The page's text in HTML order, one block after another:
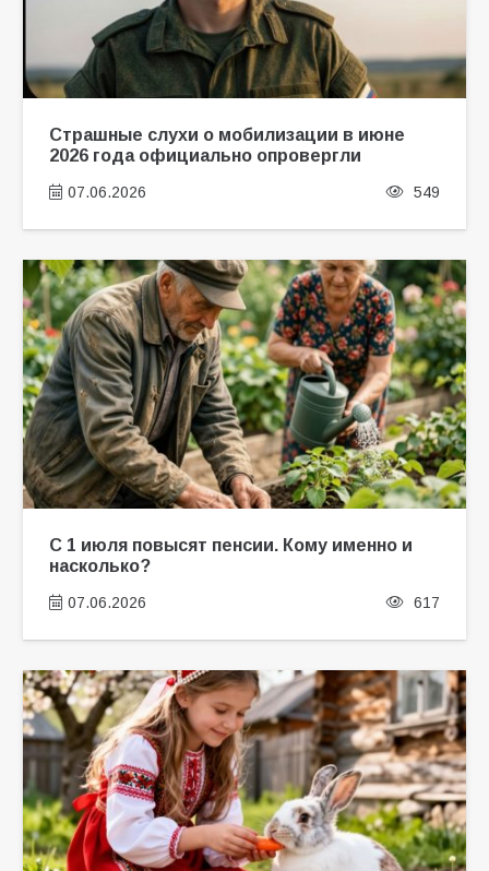
Страшные слухи о мобилизации в июне
2026 года официально опровергли
07.06.2026 549
С 1 июля повысят пенсии. Кому именно и
насколько?
07.06.2026 617